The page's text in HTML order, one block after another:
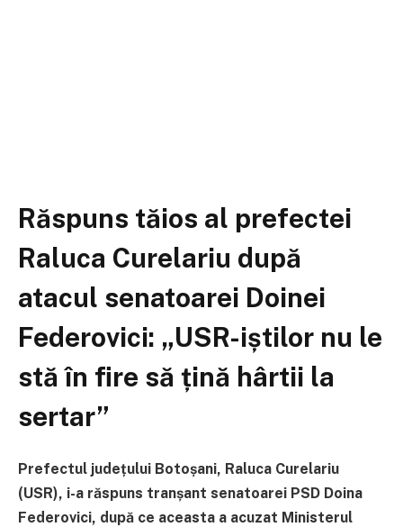
Răspuns tăios al prefectei
Raluca Curelariu după
atacul senatoarei Doinei
Federovici: „USR-iștilor nu le
stă în fire să țină hârtii la
sertar”
Prefectul județului Botoșani, Raluca Curelariu
(USR), i-a răspuns tranșant senatoarei PSD Doina
Federovici, după ce aceasta a acuzat Ministerul